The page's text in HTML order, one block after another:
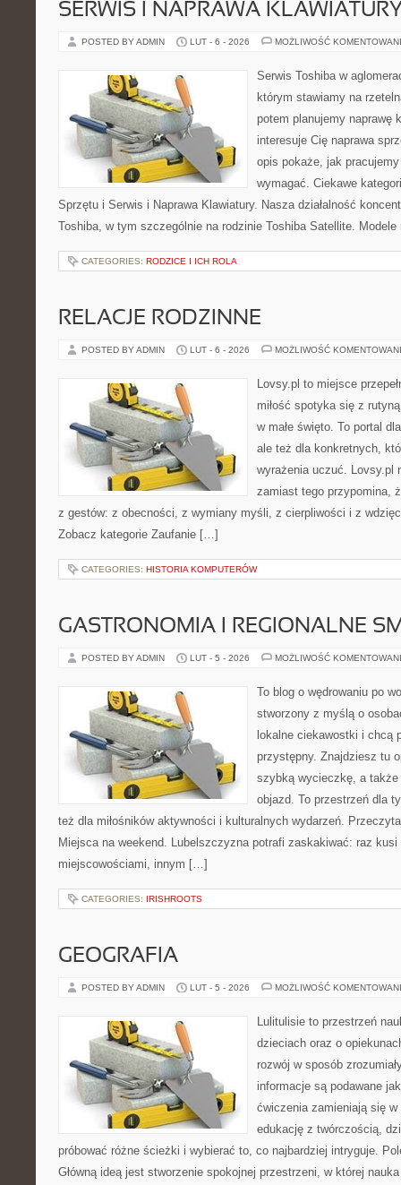
SERWIS I NAPRAWA
POSTED BY ADMIN LUT - 6 - 2026 MOŻLIWOŚĆ
Serwis Toshiba w
którym stawiamy na
potem planujemy naprawę
interesuje Cię naprawa
opis pokaże, jak
wymagać. Ciekawe
Sprzętu i Serwis i Naprawa Klawiatury. Nasza działalność
Toshiba, w tym szczególnie na rodzinie Toshiba Satellite.
CATEGORIES: RODZICE I ICH ROLA
RELACJE RODZINNE
POSTED BY ADMIN LUT - 6 - 2026 MOŻLIWOŚĆ
Lovsy.pl to miejsce
miłość spotyka się z
w małe święto. To portal
ale też dla konkretnych,
wyrażenia uczuć. Lovsy.pl
zamiast tego przypomina,
z gestów: z obecności, z wymiany myśli, z cierpliwości i z
Zobacz kategorie Zaufanie […]
CATEGORIES: HISTORIA KOMPUTERÓW
GASTRONOMIA I REGIONALNE
POSTED BY ADMIN LUT - 5 - 2026 MOŻLIWOŚĆ
To blog o wędrowaniu po
stworzony z myślą o
lokalne ciekawostki i chcą
przystępny. Znajdziesz tu
szybką wycieczkę, a także
objazd. To przestrzeń dla
też dla miłośników aktywności i kulturalnych wydarzeń.
Miejsca na weekend. Lubelszczyzna potrafi zaskakiwać: raz kusi
miejscowościami, innym […]
CATEGORIES: IRISHROOTS
GEOGRAFIA
POSTED BY ADMIN LUT - 5 - 2026 MOŻLIWOŚĆ
Lulitulisie to przestrzeń
dzieciach oraz o
rozwój w sposób
informacje są podawane
ćwiczenia zamieniają się
edukację z twórczością,
próbować różne ścieżki i wybierać to, co najbardziej intryguje.
Główną ideą jest stworzenie spokojnej przestrzeni, w której